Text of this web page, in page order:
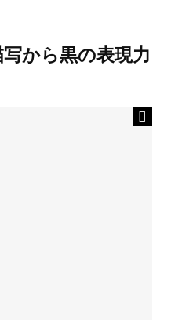
から黒の表現力